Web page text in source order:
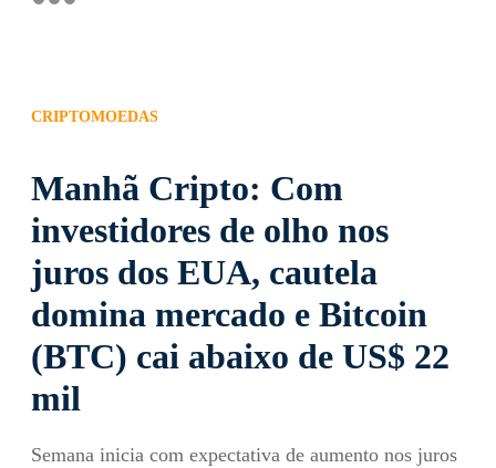
CRIPTOMOEDAS
Manhã Cripto: Com
investidores de olho nos
juros dos EUA, cautela
domina mercado e Bitcoin
(BTC) cai abaixo de US$ 22
mil
Semana inicia com expectativa de aumento nos juros